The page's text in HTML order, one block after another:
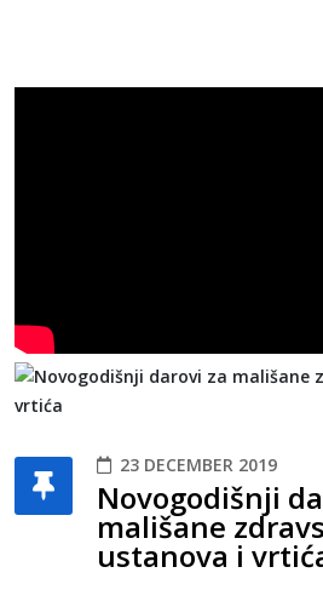
23 DECEMBER 2019
Novogodišnji
mališane
ustanova i